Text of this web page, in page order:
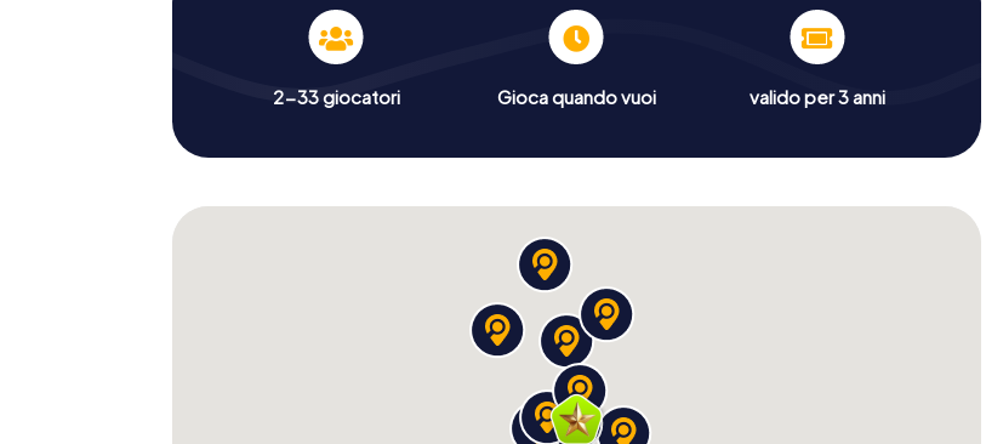
2-33 giocatori Gioca quando vuoi valido per 3 anni